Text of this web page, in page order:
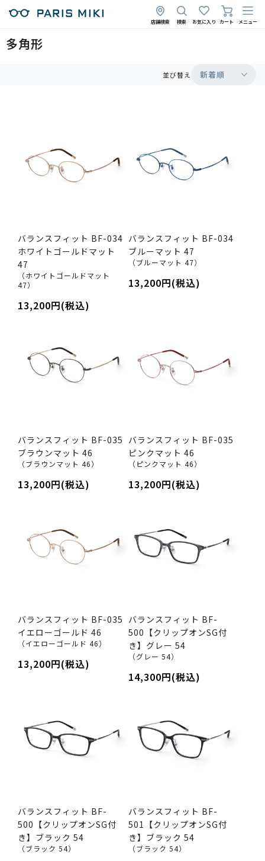
店舗検索 検索 お気に入り カート メニュー
多角形
並び替え 新着順
バランスフィット BF-034
ホワイトゴールドマット
47
（ホワイトゴールドマット
47）
13,200円(税込)
バランスフィット BF-034
ブルーマット 47
（ブルーマット 47）
13,200円(税込)
バランスフィット BF-035
ブラウンマット 46
（ブラウンマット 46）
13,200円(税込)
バランスフィット BF-035
ピンクマット 46
（ピンクマット 46）
13,200円(税込)
バランスフィット BF-035
イエローゴールド 46
（イエローゴールド 46）
13,200円(税込)
バランスフィット BF-
500【クリップオンSG付
き】グレー 54
（グレー 54）
14,300円(税込)
バランスフィット BF-
500【クリップオンSG付
き】ブラック 54
（ブラック 54）
バランスフィット BF-
501【クリップオンSG付
き】ブラック 54
（ブラック 54）